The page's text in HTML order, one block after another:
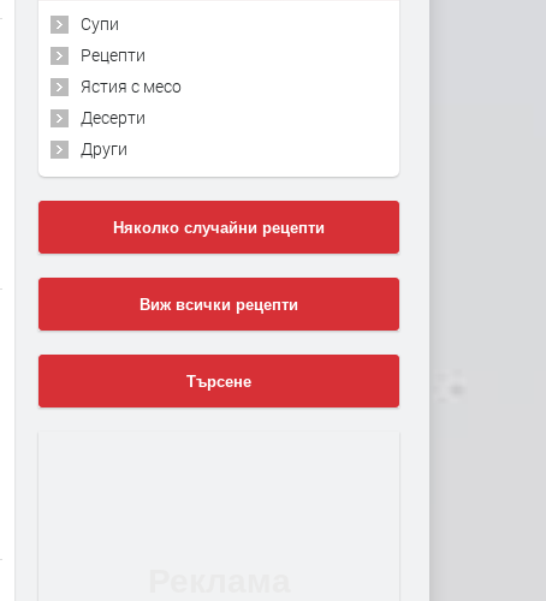
Супи
Рецепти
Ястия с месо
Десерти
Други
Няколко случайни рецепти
Виж всички рецепти
Търсене